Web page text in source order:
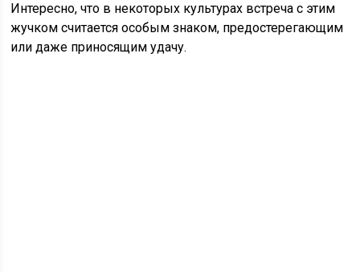
Интересно, что в некоторых культурах встреча с этим
жучком считается особым знаком, предостерегающим
или даже приносящим удачу.